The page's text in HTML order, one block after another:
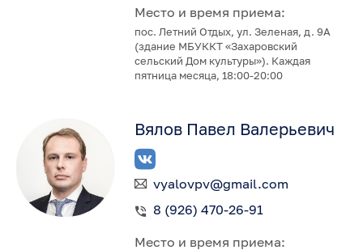
Место и время приема:
пос. Летний Отдых, ул. Зеленая, д. 9А
(здание МБУККТ «Захаровский
сельский Дом культуры»). Каждая
пятница месяца, 18:00-20:00
Вялов Павел Валерьевич
vyalovpv@gmail.com
8 (926) 470-26-91
Место и время приема: